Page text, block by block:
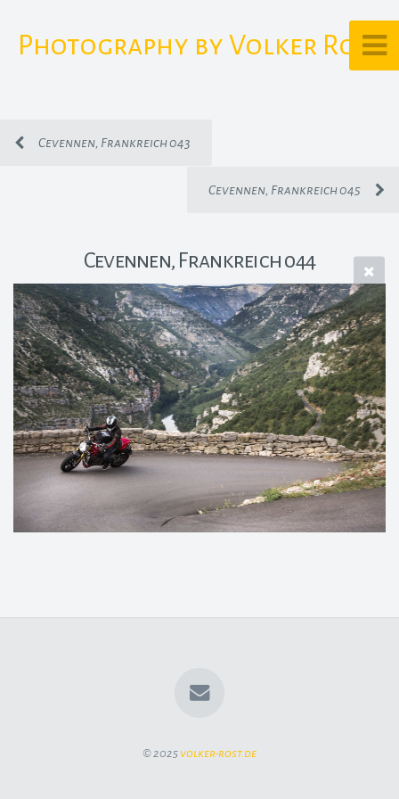
Photography by Volker Rost
Cevennen, Frankreich 043
Cevennen, Frankreich 045
Cevennen, Frankreich 044
© 2025 volker-rost.de